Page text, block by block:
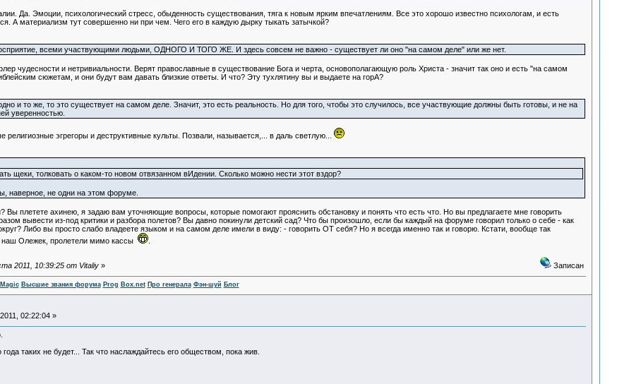
Да. Эмоции, психологический стресс, обыденность существования, тяга к новым ярким впечатлениям. Все это хорошо известно психологам, и есть
А материализм тут совершенно ни при чем. Чего его в каждую дырку тыкать затычкой?
всеми участвующими людьми, ОДНОГО И ТОГО ЖЕ. И здесь совсем не важно - существует ли оно "на самом деле" или же нет.
чудесности и нетривиальности. Верят православные в существование Бога и черта, основополагающую роль Христа - значит так оно и есть "на самом
сюжетам, и они будут вам давать близкие ответы. И что? Эту тухлятину вы и выдаете на горА?
и то же, то это существует на самом деле. Значит, это есть реальность. Но для того, чтобы это случилось, все участвующие должны быть готовы, и не на
уверенностью.
религиозные эгрегоры и деструктивные культы. Позвали, называется,... в даль светлую...
щеки, толковать о каком-то новом отвязанном вИдении. Сколько можно нести этот вздор?
наверное, не одни на этом форуме.
плетете ахинею, я задаю вам уточняющие вопросы, которые помогают прояснить обстановку и понять что есть что. Но вы предлагаете мне говорить
вывести из-под критики и разбора полетов? Вы давно покинули детский сад? Что бы произошло, если бы каждый на форуме говорил только о себе - как
Либо вы просто слабо владеете языком и на самом деле имели в виду: - говорить ОТ себя? Но я всегда именно так и говорю. Кстати, вообще так
наш Олежек, пролетели мимо кассы
.
2011, 10:39:25 от Vitaliy» Записан
Высшие звания форума Prog Box.net Про генерала Фэн-шуй Блог
02:22:04 »
таких не будет... Так что наслаждайтесь его обществом, пока жив.